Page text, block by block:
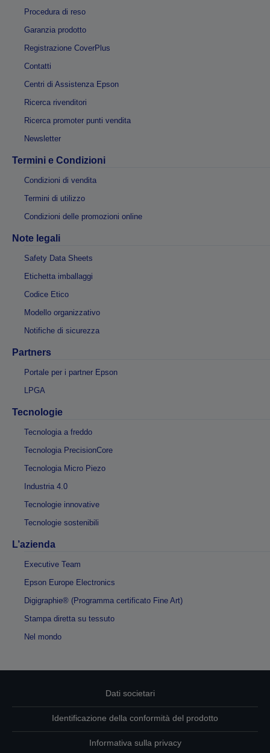
Procedura di reso
Garanzia prodotto
Registrazione CoverPlus
Contatti
Centri di Assistenza Epson
Ricerca rivenditori
Ricerca promoter punti vendita
Newsletter
Termini e Condizioni
Condizioni di vendita
Termini di utilizzo
Condizioni delle promozioni online
Note legali
Safety Data Sheets
Etichetta imballaggi
Codice Etico
Modello organizzativo
Notifiche di sicurezza
Partners
Portale per i partner Epson
LPGA
Tecnologie
Tecnologia a freddo
Tecnologia PrecisionCore
Tecnologia Micro Piezo
Industria 4.0
Tecnologie innovative
Tecnologie sostenibili
L’azienda
Executive Team
Epson Europe Electronics
Digigraphie® (Programma certificato Fine Art)
Stampa diretta su tessuto
Nel mondo
Dati societari
Identificazione della conformità del prodotto
Informativa sulla privacy